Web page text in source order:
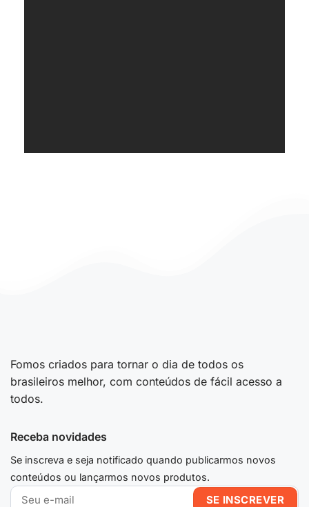
Fomos criados para tornar o dia de todos os
brasileiros melhor, com conteúdos de fácil acesso a
todos.
Receba novidades
Se inscreva e seja notificado quando publicarmos novos
conteúdos ou lançarmos novos produtos.